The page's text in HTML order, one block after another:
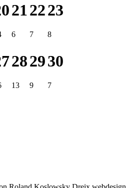
21
6
22
7
23
8
28
13
29
9
30
7